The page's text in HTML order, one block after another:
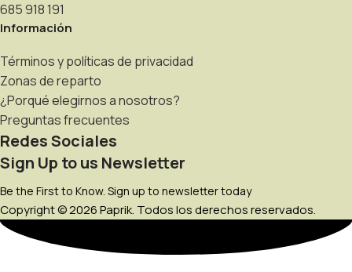
685 918 191
Información
Términos y políticas de privacidad
Zonas de reparto
¿Porqué elegirnos a nosotros?
Preguntas frecuentes
Redes Sociales
Sign Up to us Newsletter
Be the First to Know. Sign up to newsletter today
Copyright © 2026 Paprik. Todos los derechos reservados.